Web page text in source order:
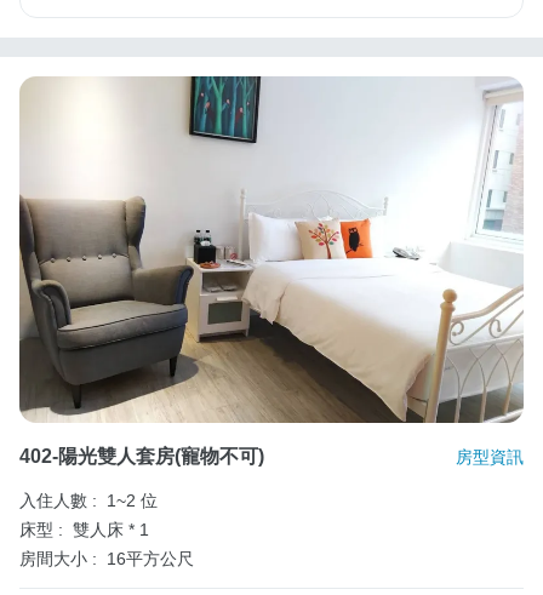
402-陽光雙人套房(寵物不可) 房型資訊
入住人數 :
1~2 位
床型 : 雙人床 * 1
房間大小 :
16平方公尺